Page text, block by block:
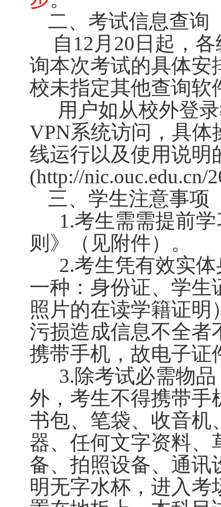
二、考试信息查询
自 12 月 20 日起，
询本次考试的具体安
校未指定其他查询软
用户如从校外登
VPN系统访问，具体
线运行以及使用说明
(http://nic.ouc.edu.cn/
三、 学生注意事项
1.考生需需提前
则》（见附件） 。
2.考生凭有效实
一种：身份证、学生
照片的在读学籍证明
污损造成信息不全者
携带手机，故电子证
3.除考试必需物
外，考生不得携带手
书包、笔袋、收音机
器、任何文字资料、
备、拍照设备、通讯
明无字水杯，进入考